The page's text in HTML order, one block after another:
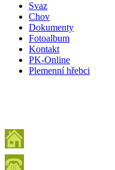
Svaz
Chov
Dokumenty
Fotoalbum
Kontakt
PK-Online
Plemenní hřebci